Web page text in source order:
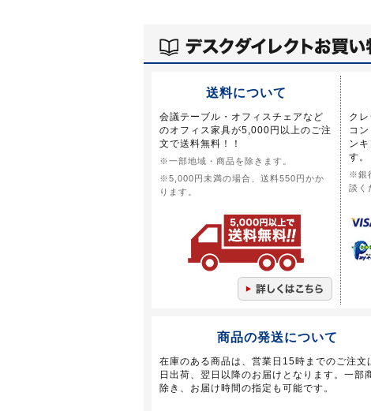
送料について
会議テーブル・オフィスチェアなど
のオフィス家具が5,000円以上のご注
文で送料無料！！
※一部地域・商品を除きます。
※5,000円未満の場合、送料550円かか
ります。
ク
コ
ン
す。
※銀
談く
商品の発送について
在庫のある商品は、営業日15時までのご注文
日出荷、翌日以降のお届けとなります。一部
除き、お届け時間の指定も可能です。